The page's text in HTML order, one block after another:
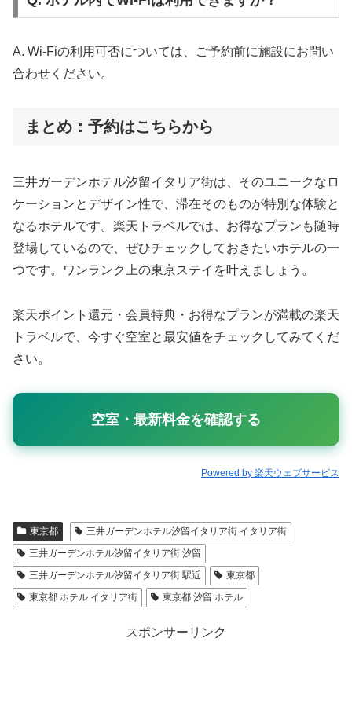
A. Wi-Fiの利用可否については、ご予約前に施設にお問い
合わせください。
まとめ：予約はこちらから
三井ガーデンホテル汐留イタリア街は、そのユニークなロ
ケーションとデザイン性で、滞在そのものが特別な体験と
なるホテルです。楽天トラベルでは、お得なプランも随時
登場しているので、ぜひチェックしておきたいホテルの一
つです。ワンランク上の東京ステイを叶えましょう。
楽天ポイント還元・会員特典・お得なプランが満載の楽天
トラベルで、今すぐ空室と最安値をチェックしてみてくだ
さい。
空室・最新料金を確認する
Powered by 楽天ウェブサービス
東京都
三井ガーデンホテル汐留イタリア街 イタリア街
三井ガーデンホテル汐留イタリア街 汐留
三井ガーデンホテル汐留イタリア街 駅近
東京都
東京都 ホテル イタリア街
東京都 汐留 ホテル
スポンサーリンク